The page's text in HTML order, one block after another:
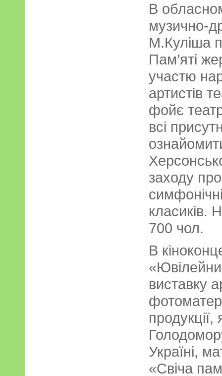
В
музично-
М.Куліша
Пам’яті
участю
артистів
фойє
всі
заходу
класиків.
700 чол.
В
виставку
продукції,
Україні,
«Свіча